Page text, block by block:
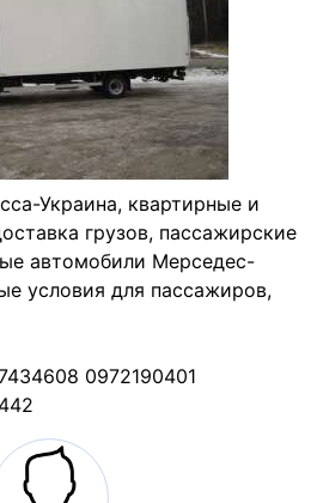
Украина, квартирные и
грузов, пассажирские
автомобили Мерседес-
условия для пассажиров,
0972190401